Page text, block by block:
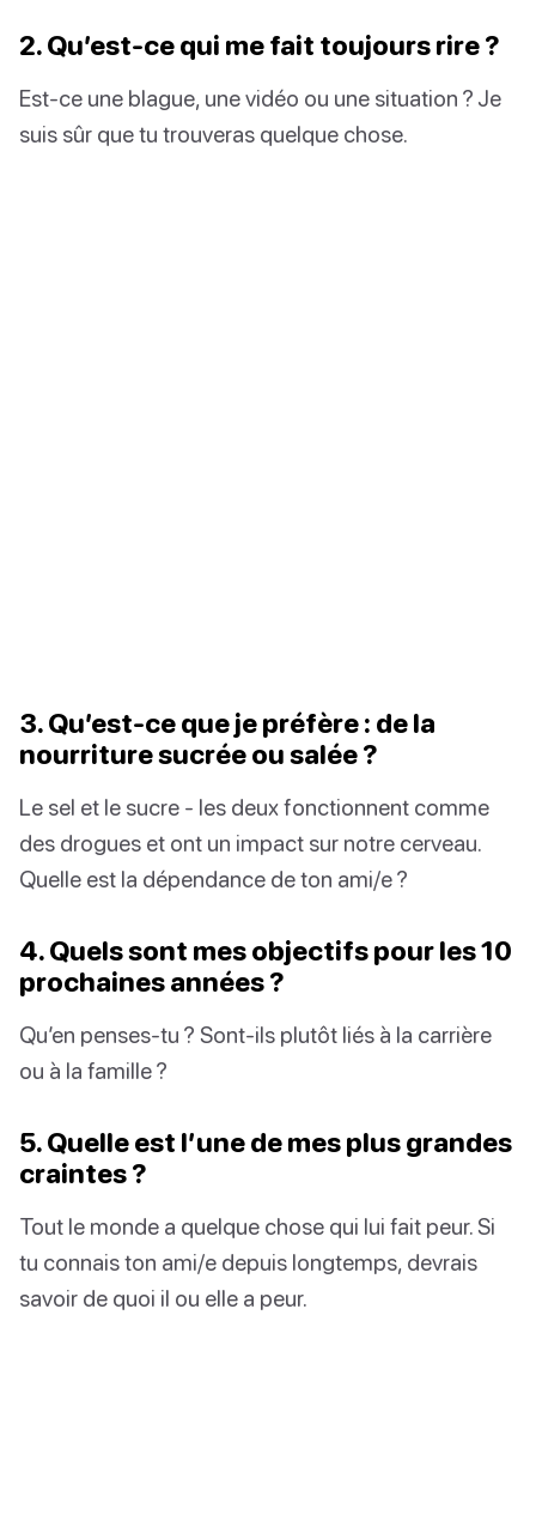
2. Qu’est-ce qui me fait toujours rire ?
Est-ce une blague, une vidéo ou une situation ? Je
suis sûr que tu trouveras quelque chose.
3. Qu’est-ce que je préfère : de la
nourriture sucrée ou salée ?
Le sel et le sucre - les deux fonctionnent comme
des drogues et ont un impact sur notre cerveau.
Quelle est la dépendance de ton ami/e ?
4. Quels sont mes objectifs pour les 10
prochaines années ?
Qu’en penses-tu ? Sont-ils plutôt liés à la carrière
ou à la famille ?
5. Quelle est l’une de mes plus grandes
craintes ?
Tout le monde a quelque chose qui lui fait peur. Si
tu connais ton ami/e depuis longtemps, devrais
savoir de quoi il ou elle a peur.